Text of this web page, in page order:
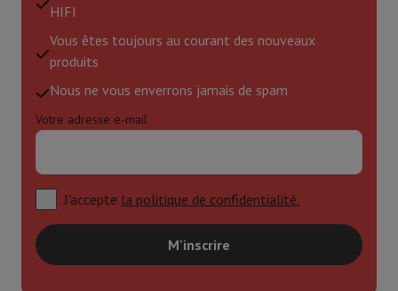
HIFI
Vous êtes toujours au courant des nouveaux
produits
Nous ne vous enverrons jamais de spam
Votre adresse e-mail
J'accepte la politique de confidentialité.
M'inscrire